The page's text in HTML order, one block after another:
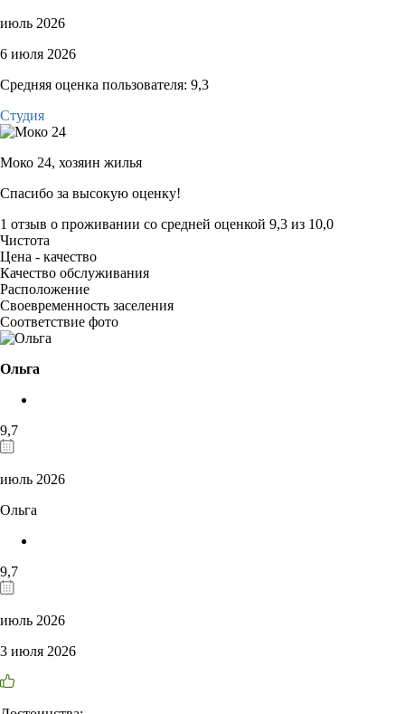
июль 2026
6 июля 2026
Средняя оценка пользователя: 9,3
Студия
Моко 24, хозяин жилья
Спасибо за высокую оценку!
1 отзыв о проживании со средней оценкой 9,3 из 10,0
Чистота
Цена - качество
Качество обслуживания
Расположение
Своевременность заселения
Соответствие фото
Ольга
9,7
июль 2026
Ольга
9,7
июль 2026
3 июля 2026